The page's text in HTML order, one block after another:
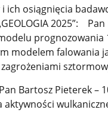
i ich osiągnięcia
2025”: Pan
modelem
Bartosz Pieterek –
aktywności